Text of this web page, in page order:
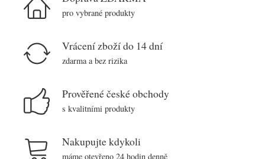
pro vybrané produkty
Vrácení zboží do 14 dní
zdarma a bez rizika
Prověřené české obchody
s kvalitními produkty
Nakupujte kdykoli
máme otevřeno 24 hodin denně